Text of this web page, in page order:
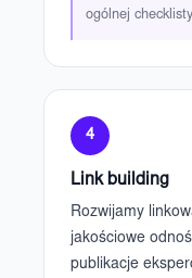
ogólnej
4
Link building
Rozwijamy
jakościowe
publikacje